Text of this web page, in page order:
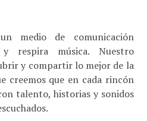
medio de comunicación
respira música. Nuestro
y compartir lo mejor de la
creemos que en cada rincón
talento, historias y sonidos